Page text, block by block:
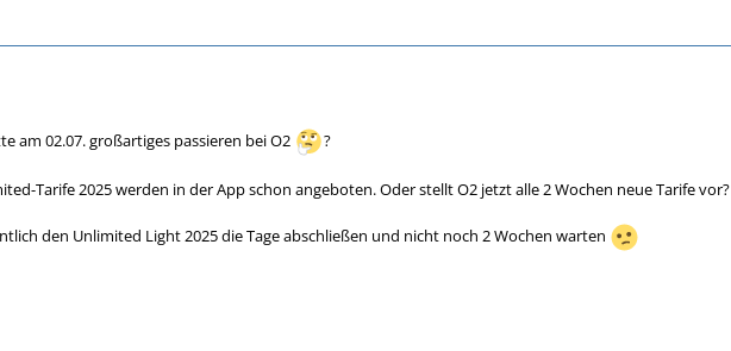
am 02.07. großartiges passieren bei O2 ?
Tarife 2025 werden in der App schon angeboten. Oder stellt O2 jetzt alle 2 Wochen neue Tarife vor?
den Unlimited Light 2025 die Tage abschließen und nicht noch 2 Wochen warten